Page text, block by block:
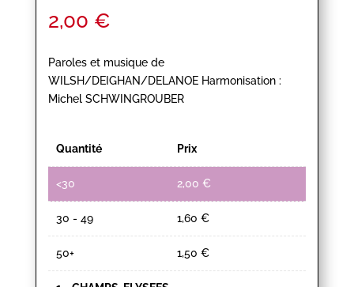
2,00 €
Paroles et musique de
WILSH/DEIGHAN/DELANOE Harmonisation :
Michel SCHWINGROUBER
Quantité Prix
<30 2,00 €
30 - 49 1,60 €
50+ 1,50 €